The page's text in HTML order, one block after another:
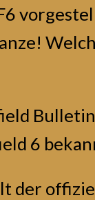
Bulletin
6
der